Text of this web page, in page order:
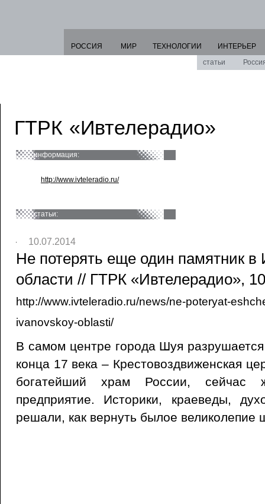
РОССИЯ МИР ТЕХНОЛОГИИ
ИНТЕРЬЕР
статьи
ГТРК «Ивтелерадио»
информация:
http://www.ivteleradio.ru/
статьи:
10.07.2014
Не потерять еще один памятник в
области // ГТРК «Ивтелерадио»,
http://www.ivteleradio.ru/news/ne-poteryat-
ivanovskoy-oblasti/
В самом центре города Шуя
конца 17 века – Крестовоздвиженская
богатейший храм России, сейчас
предприятие. Историки, краеведы,
решали, как вернуть былое великолепие